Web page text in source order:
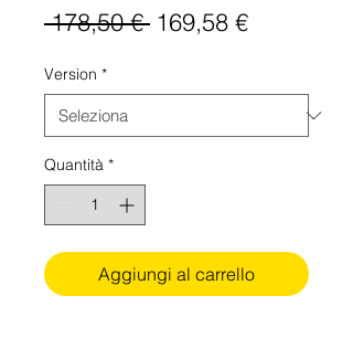
178,50 € Prezzo
169,58 €Prezzo
Version *
Quantità *
Aggiungi al carrello